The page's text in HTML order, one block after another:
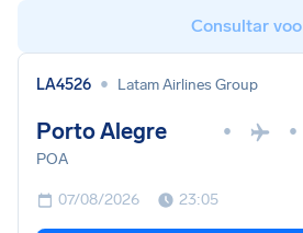
Consultar voo
LA4526 • Latam Airlines Group
Porto Alegre • •
POA
07/08/2026 23:05